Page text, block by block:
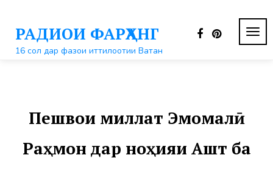
контентуРАДИОИ ФАРҲАНГ
16 сол дар фазои иттилоотии Ватан
Пешвои миллат Эмомалӣ
Раҳмон дар ноҳияи Ашт ба